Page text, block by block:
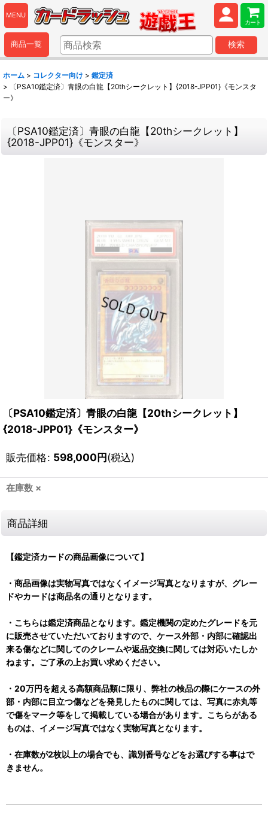
MENU
カート
商品一覧 検索
ホーム > コレクター向け > 鑑定済
>
〔PSA10鑑定済〕青眼の白龍【20thシークレット】{2018-JPP01}《モンスタ
ー》
〔PSA10鑑定済〕青眼の白龍【20thシークレット】
{2018-JPP01}《モンスター》
〔PSA10鑑定済〕青眼の白龍【20thシークレット】
{2018-JPP01}《モンスター》
販売価格: 598,000円(税込)
在庫数 ×
商品詳細
【鑑定済カードの商品画像について】
・商品画像は実物写真ではなくイメージ写真となりますが、グレー
ドやカードは商品名の通りとなります。
・こちらは鑑定済商品となります。鑑定機関の定めたグレードを元
に販売させていただいておりますので、ケース外部・内部に確認出
来る傷などに関してのクレームや返品交換に関しては対応いたしか
ねます。ご了承の上お買い求めください。
・20万円を超える高額商品類に限り、弊社の検品の際にケースの外
部・内部に目立つ傷などを発見したものに関しては、写真に赤丸等
で傷をマーク等をして掲載している場合があります。こちらがある
ものは、イメージ写真ではなく実物写真となります。
・在庫数が2枚以上の場合でも、識別番号などをお選びする事はで
きません。